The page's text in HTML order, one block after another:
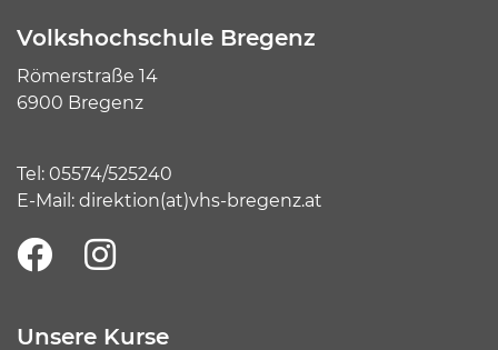
Volkshochschule Bregenz
Römerstraße 14
6900 Bregenz
Tel: 05574/525240
E-Mail: direktion(at)vhs-bregenz.at
Unsere Kurse